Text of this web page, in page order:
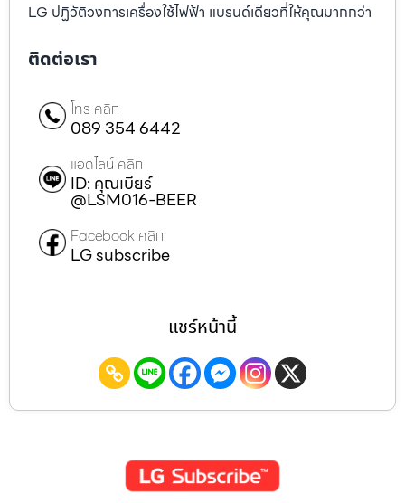
LG ปฏิวัติวงการเครื่องใช้ไฟฟ้า แบรนด์เดียวที่ให้คุณมากกว่า
ติดต่อเรา
โทร คลิก
089 354 6442
แอดไลน์ คลิก
ID: คุณเบียร์
@LSM016-BEER
Facebook คลิก
LG subscribe
แชร์หน้านี้